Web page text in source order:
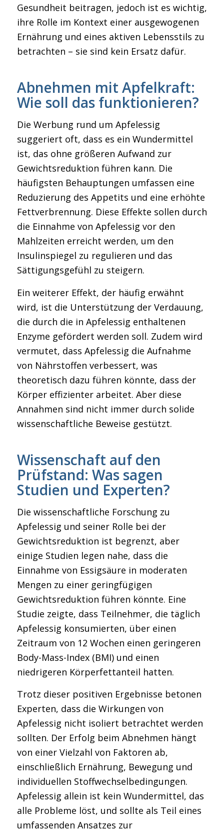
Gesundheit beitragen, jedoch ist es wichtig,
ihre Rolle im Kontext einer ausgewogenen
Ernährung und eines aktiven Lebensstils zu
betrachten – sie sind kein Ersatz dafür.
Abnehmen mit Apfelkraft:
Wie soll das funktionieren?
Die Werbung rund um Apfelessig
suggeriert oft, dass es ein Wundermittel
ist, das ohne größeren Aufwand zur
Gewichtsreduktion führen kann. Die
häufigsten Behauptungen umfassen eine
Reduzierung des Appetits und eine erhöhte
Fettverbrennung. Diese Effekte sollen durch
die Einnahme von Apfelessig vor den
Mahlzeiten erreicht werden, um den
Insulinspiegel zu regulieren und das
Sättigungsgefühl zu steigern.
Ein weiterer Effekt, der häufig erwähnt
wird, ist die Unterstützung der Verdauung,
die durch die in Apfelessig enthaltenen
Enzyme gefördert werden soll. Zudem wird
vermutet, dass Apfelessig die Aufnahme
von Nährstoffen verbessert, was
theoretisch dazu führen könnte, dass der
Körper effizienter arbeitet. Aber diese
Annahmen sind nicht immer durch solide
wissenschaftliche Beweise gestützt.
Wissenschaft auf den
Prüfstand: Was sagen
Studien und Experten?
Die wissenschaftliche Forschung zu
Apfelessig und seiner Rolle bei der
Gewichtsreduktion ist begrenzt, aber
einige Studien legen nahe, dass die
Einnahme von Essigsäure in moderaten
Mengen zu einer geringfügigen
Gewichtsreduktion führen könnte. Eine
Studie zeigte, dass Teilnehmer, die täglich
Apfelessig konsumierten, über einen
Zeitraum von 12 Wochen einen geringeren
Body-Mass-Index (BMI) und einen
niedrigeren Körperfettanteil hatten.
Trotz dieser positiven Ergebnisse betonen
Experten, dass die Wirkungen von
Apfelessig nicht isoliert betrachtet werden
sollten. Der Erfolg beim Abnehmen hängt
von einer Vielzahl von Faktoren ab,
einschließlich Ernährung, Bewegung und
individuellen Stoffwechselbedingungen.
Apfelessig allein ist kein Wundermittel, das
alle Probleme löst, und sollte als Teil eines
umfassenden Ansatzes zur